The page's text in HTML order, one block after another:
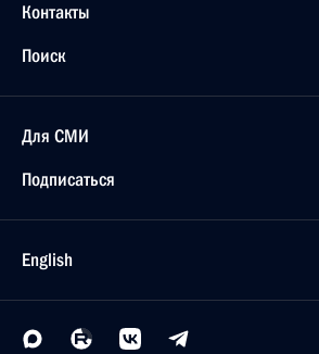
Контакты
Поиск
Для СМИ
Подписаться
English